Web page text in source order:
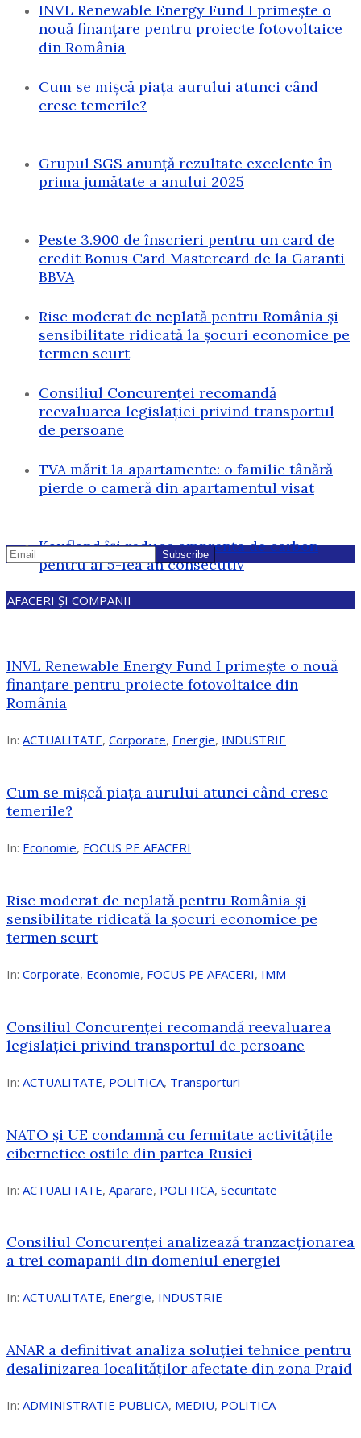
INVL Renewable Energy Fund I primește o
nouă finanțare pentru proiecte fotovoltaice
din România
Cum se mișcă piața aurului atunci când
cresc temerile?
Grupul SGS anunță rezultate excelente în
prima jumătate a anului 2025
Peste 3.900 de înscrieri pentru un card de
credit Bonus Card Mastercard de la Garanti
BBVA
Risc moderat de neplată pentru România și
sensibilitate ridicată la șocuri economice pe
termen scurt
Consiliul Concurenței recomandă
reevaluarea legislației privind transportul
de persoane
TVA mărit la apartamente: o familie tânără
pierde o cameră din apartamentul visat
Kaufland își reduce amprenta de carbon
pentru al 5-lea an consecutiv
AFACERI ȘI COMPANII
INVL Renewable Energy Fund I primește o nouă
finanțare pentru proiecte fotovoltaice din
România
In: ACTUALITATE, Corporate, Energie, INDUSTRIE
Cum se mișcă piața aurului atunci când cresc
temerile?
In: Economie, FOCUS PE AFACERI
Risc moderat de neplată pentru România și
sensibilitate ridicată la șocuri economice pe
termen scurt
In: Corporate, Economie, FOCUS PE AFACERI, IMM
Consiliul Concurenței recomandă reevaluarea
legislației privind transportul de persoane
In: ACTUALITATE, POLITICA, Transporturi
NATO și UE condamnă cu fermitate activitățile
cibernetice ostile din partea Rusiei
In: ACTUALITATE, Aparare, POLITICA, Securitate
Consiliul Concurenţei analizează tranzacționarea
a trei comapanii din domeniul energiei
In: ACTUALITATE, Energie, INDUSTRIE
ANAR a definitivat analiza soluției tehnice pentru
desalinizarea localităților afectate din zona Praid
In: ADMINISTRATIE PUBLICA, MEDIU, POLITICA